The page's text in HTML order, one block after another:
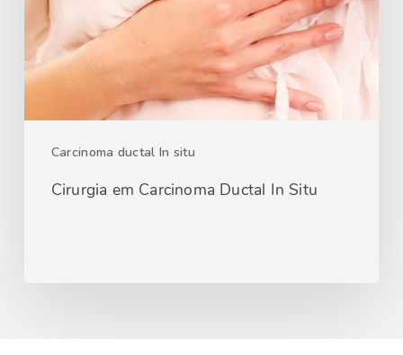
Carcinoma ductal In situ
Cirurgia em Carcinoma Ductal In Situ